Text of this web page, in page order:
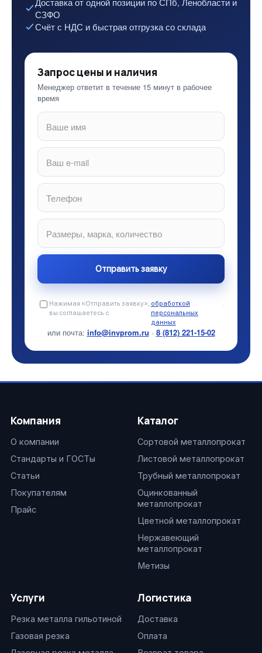
СЗФО
Счёт с НДС и быстрая отгрузка со склада
Запрос цены и наличия
Менеджер ответит в течение 15 минут в рабочее
время
Нажимая «Отправить заявку»,
вы соглашаетесь с
обработкой
персональных
данных
.
или почта: info@invprom.ru · 8 (812) 221-15-02
Компания
О компании
Стандарты и ГОСТы
Статьи
Покупателям
Прайс
Каталог
Сортовой металлопрокат
Листовой металлопрокат
Трубный металлопрокат
Оцинкованный
металлопрокат
Цветной металлопрокат
Нержавеющий
металлопрокат
Метизы
Услуги
Резка металла гильотиной
Газовая резка
Логистика
Доставка
Оплата